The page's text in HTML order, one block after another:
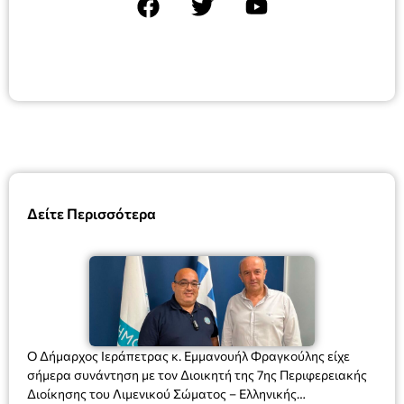
Δείτε Περισσότερα
Ο Δήμαρχος Ιεράπετρας κ. Εμμανουήλ Φραγκούλης είχε
σήμερα συνάντηση με τον Διοικητή της 7ης Περιφερειακής
Διοίκησης του Λιμενικού Σώματος – Ελληνικής